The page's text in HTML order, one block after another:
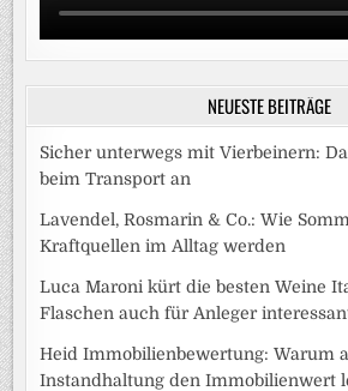
NEUESTE BEITRÄGE
Sicher unterwegs mit Vierbeinern:
beim Transport an
Lavendel, Rosmarin & Co.: Wie
Kraftquellen im Alltag werden
Luca Maroni kürt die besten Weine
Flaschen auch für Anleger
Heid Immobilienbewertung: Warum
Instandhaltung den Immobilienwert